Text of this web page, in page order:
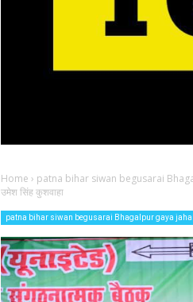
Home › patna bihar siwan begusarai
उमेश सिंह कुशवाहा
patna bihar siwan begusarai Bhagalpur gaya